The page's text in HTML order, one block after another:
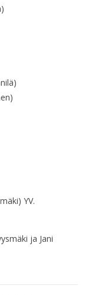
YV.
ja Jani